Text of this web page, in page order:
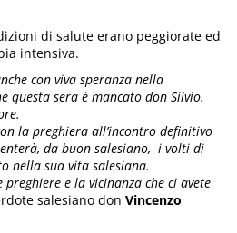
di salute erano peggiorate ed
intensiva.
con viva speranza nella
questa sera è mancato don Silvio.
la preghiera all’incontro definitivo
da buon salesiano, i volti di
nella sua vita salesiana.
e la vicinanza che ci avete
salesiano donVincenzo